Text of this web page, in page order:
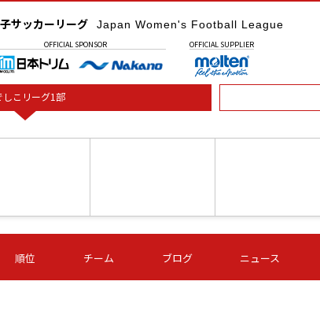
サッカーリーグ Japan Women's Football League
OFFICIAL SPONSOR OFFICIAL SUPPLIER
しこリーグ1部
節 09/05 (土) 15:00
石人の星
-
第16節 09/05 (土) 16:00
ＡＧＦ
-
いちご
-
順位 チーム ブログ ニュース